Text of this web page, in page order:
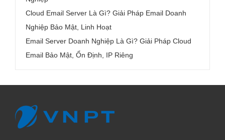
Cloud Email Server Là Gì? Giải Pháp Email Doanh
Nghiệp Bảo Mật, Linh Hoạt
Email Server Doanh Nghiệp Là Gì? Giải Pháp Cloud
Email Bảo Mật, Ổn Định, IP Riêng